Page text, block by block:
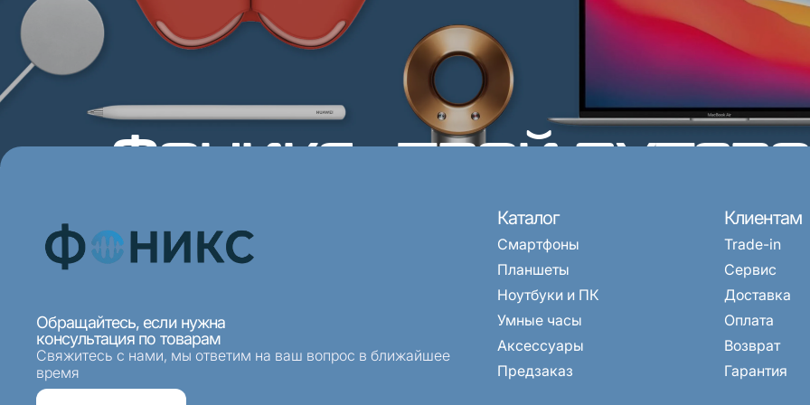
Фоникс - твой
мире техники
8 (495) 968-33-33
Ежедневно 10:00-20:00
8 (495) 968-33-33 fonyx.store@mail.ru
Можете написать нам на
Обращайтесь, если нужна
консультация по товарам
Свяжитесь с нами, мы ответим на ваш вопрос в ближайшее
время
Каталог
Смартфоны
Планшеты
Ноутбуки и ПК
Умные часы
Аксессуары
Предзаказ
Клиентам
Trade-in
Сервис
Доставка
Оплата
Возврат
Гарантия